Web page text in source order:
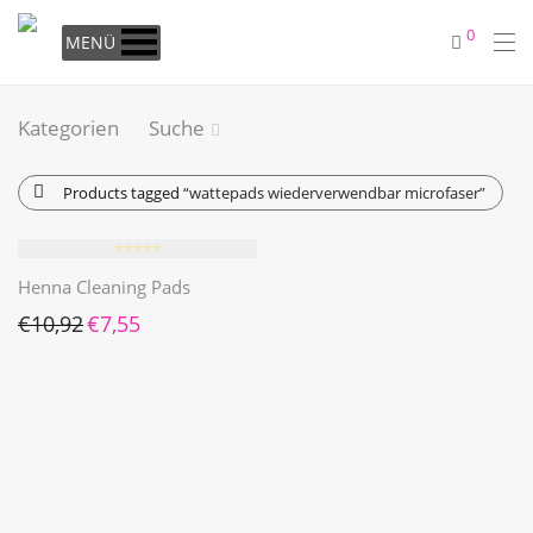
MENÜ 0
Kategorien Suche
Products tagged “wattepads wiederverwendbar microfaser”
⭐️⭐️⭐️⭐️⭐️
Henna Cleaning Pads
€10,92 Ursprünglicher Preis war: €10,92
€7,55